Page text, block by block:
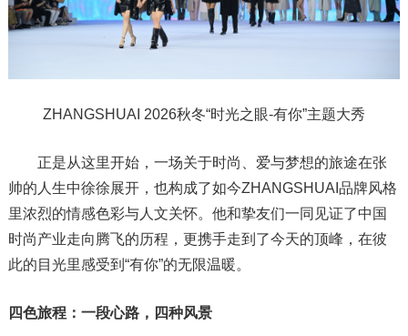
ZHANGSHUAI 2026秋冬“时光之眼-有你”主题大秀
正是从这里开始，一场关于时尚、爱与梦想的旅途在张
帅的人生中徐徐展开，也构成了如今ZHANGSHUAI品牌风格
里浓烈的情感色彩与人文关怀。他和挚友们一同见证了中国
时尚产业走向腾飞的历程，更携手走到了今天的顶峰，在彼
此的目光里感受到“有你”的无限温暖。
四色旅程：一段心路，四种风景